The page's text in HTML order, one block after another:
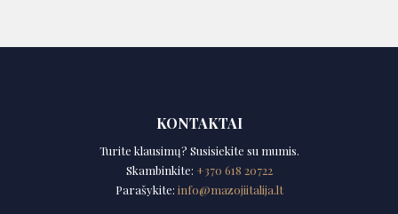
KONTAKTAI
Turite klausimų? Susisiekite su mumis.
Skambinkite: +370 618 20722
Parašykite: info@mazojiitalija.lt